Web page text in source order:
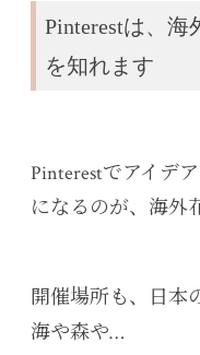
Pinterestは、
を知れます
Pinterestでアイデ
になるのが、海外
開催場所も、日本
海や森や…